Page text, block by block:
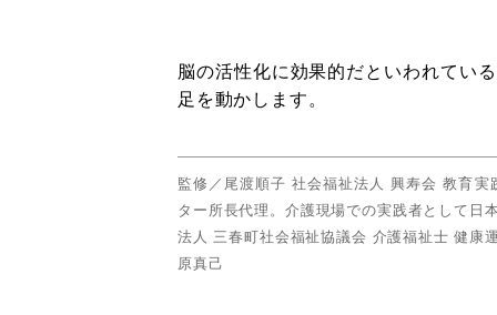
脳の活性化に効果的だといわれてい
足を動かします。
監修／尾渡順子 社会福祉法人 興寿会 教育
ター所長代理。介護現場での実践者として日
法人 三春町社会福祉協議会 介護福祉士 健
原真己